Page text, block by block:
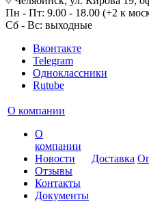
Пн - Пт: 9.00 - 18.00 (+2 к
Сб - Вс: выходные
Вконтакте
Telegram
Одноклассники
Rutube
О компании
О
компании
Новости
Отзывы
Контакты
Документы
Доставка